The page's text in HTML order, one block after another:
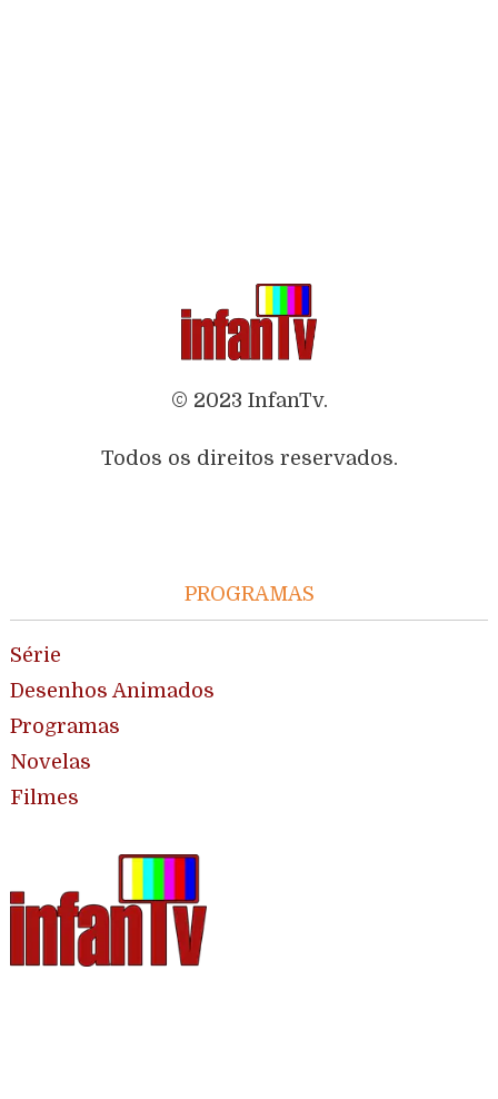
© 2023 InfanTv.
Todos os direitos reservados.
PROGRAMAS
Série
Desenhos Animados
Programas
Novelas
Filmes